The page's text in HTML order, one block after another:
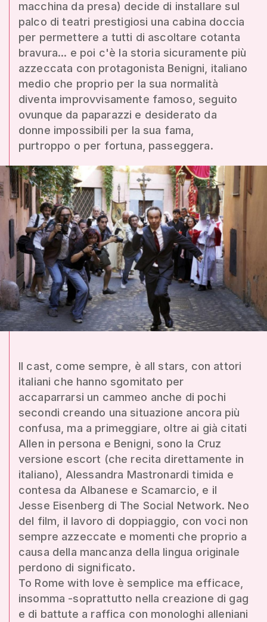
macchina da presa) decide di installare sul
palco di teatri prestigiosi una cabina doccia
per permettere a tutti di ascoltare cotanta
bravura... e poi c'è la storia sicuramente più
azzeccata con protagonista Benigni, italiano
medio che proprio per la sua normalità
diventa improvvisamente famoso, seguito
ovunque da paparazzi e desiderato da
donne impossibili per la sua fama,
purtroppo o per fortuna, passeggera.
Il cast, come sempre, è all stars, con attori
italiani che hanno sgomitato per
accaparrarsi un cammeo anche di pochi
secondi creando una situazione ancora più
confusa, ma a primeggiare, oltre ai già citati
Allen in persona e Benigni, sono la Cruz
versione escort (che recita direttamente in
italiano), Alessandra Mastronardi timida e
contesa da Albanese e Scamarcio, e il
Jesse Eisenberg di The Social Network. Neo
del film, il lavoro di doppiaggio, con voci non
sempre azzeccate e momenti che proprio a
causa della mancanza della lingua originale
perdono di significato.
To Rome with love è semplice ma efficace,
insomma -soprattutto nella creazione di gag
e di battute a raffica con monologhi alleniani